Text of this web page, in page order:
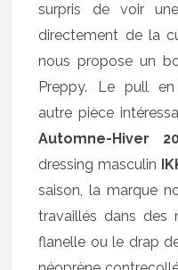
surpris de voir
directement de la
nous propose un
Preppy. Le pull
autre pièce
Automne-Hiver
dressing masculin
saison, la marque
travaillés dans des
flanelle ou le drap